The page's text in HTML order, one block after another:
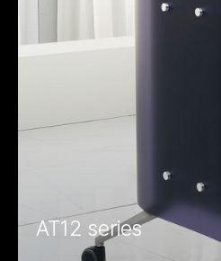
AT12 series